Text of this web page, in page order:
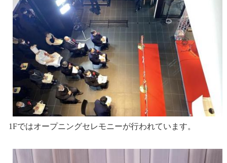
1Fではオープニングセレモニーが行われています。